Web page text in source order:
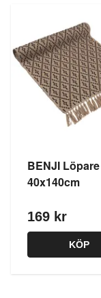
BENJI Löpare
40x140cm
169 kr
KÖP